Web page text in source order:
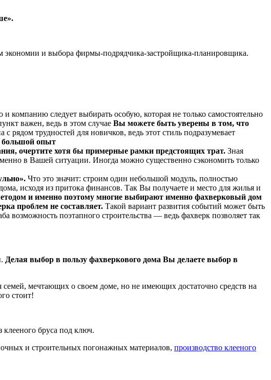
экономии и выбора фирмы-подрядчика-застройщика-планировщика.
и компанию следует выбирать особую, которая не только самостоятельно
важен, ведь в этом случае Вы можете быть уверены в том, что
с рядом трудностей для новичков, ведь этот стиль подразумевает
большой опыт
очертите хотя бы примерные рамки предстоящих трат. Зная
в Вашей ситуации. Иногда можно существенно сэкономить только
Что это значит: строим один небольшой модуль, полностью
исходя из притока финансов. Так Вы получаете и место для жилья и
и именно поэтому многие выбирают именно фахверковый дом
проблем не составляет. Такой вариант развития событий может быть
возможность поэтапного строительства — ведь фахверк позволяет так
Делая выбор в пользу фахверкового дома Вы делаете выбор в
семей, мечтающих о своем доме, но не имеющих достаточно средств на
стоит!
бруса под ключ.
и строительных погонажных материалов, производство клееного